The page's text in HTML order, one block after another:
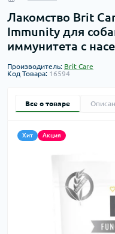
Лакомство Brit
Immunity для
иммунитета с
Производитель: Brit Care
Код Товара: 16594
Все о товаре
Хит Акция